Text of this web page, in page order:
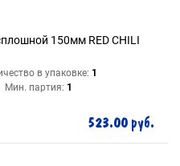
150мм RED CHILI
в упаковке: 1
Мин. партия: 1
523.00 руб.